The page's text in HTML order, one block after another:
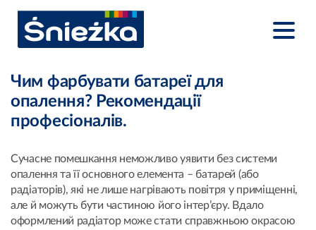
Чим фарбувати батареї для
опалення? Рекомендації
професіоналів.
Сучасне помешкання неможливо уявити без системи
опалення та її основного елемента – батарей (або
радіаторів), які не лише нагрівають повітря у приміщенні,
але й можуть бути частиною його інтер’єру. Вдало
оформлений радіатор може стати справжньою окрасою